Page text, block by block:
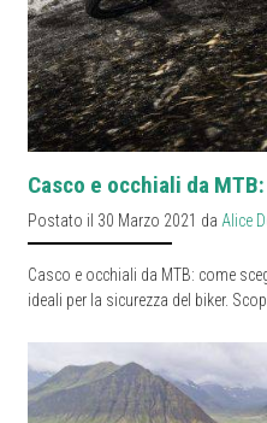
Casco e occhiali da
Postato il 30 Marzo 2021 da Alice
Casco e occhiali da MTB: come
ideali per la sicurezza del biker.